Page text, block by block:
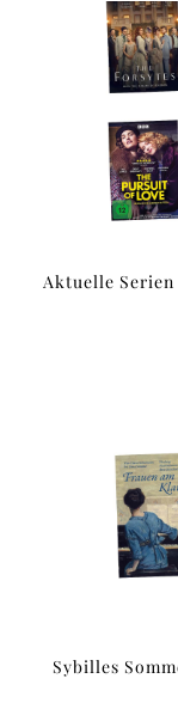
Aktuelle Serien
Sybilles